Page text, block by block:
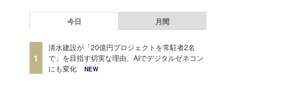
今日 月間
1
清水建設が「20億円プロジェクトを常駐者2名
で」を目指す切実な理由、AIでデジタルゼネコン
にも変化
NEW